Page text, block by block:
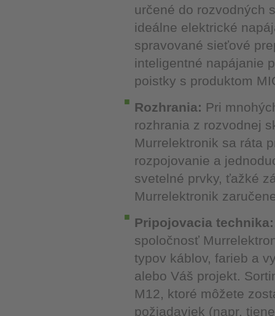
určené do rozvodných
ideálne elektrické
spravované sieťové
inteligentné napájanie
poistky s produktom
Rozhrania: Pri
rozhrania z rozvodnej
Murrelektronik sa ráta
rozpojovanie a
svetelné prvky, ťažké
Murrelektronik
Pripojovacia technika:
spoločnosť
typov káblov, farieb a
alebo Váš projekt.
M12, ktoré môžete
požiadaviek (napr.